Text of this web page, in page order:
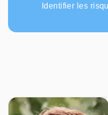
Identifier les